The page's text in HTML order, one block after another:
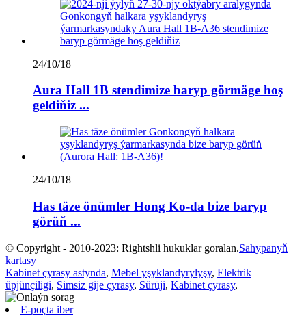
24/10/18
Aura Hall 1B stendimize baryp görmäge hoş
geldiňiz ...
24/10/18
Has täze önümler Hong Ko-da bize baryp
görüň ...
© Copyright - 2010-2023: Rightshli hukuklar goralan.Sahypanyň
kartasy
Kabinet çyrasy astynda, Mebel yşyklandyrylyşy, Elektrik
üpjünçiligi, Simsiz gije çyrasy, Sürüji, Kabinet çyrasy,
E-poçta iber